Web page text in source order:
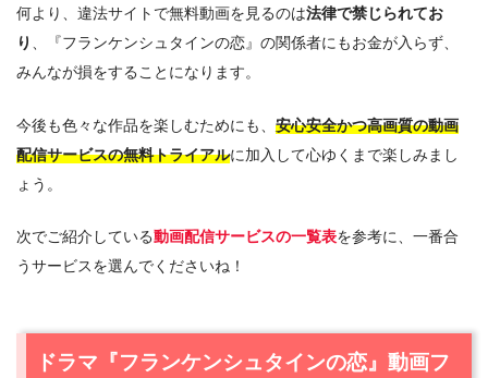
何より、違法サイトで無料動画を見るのは法律で禁じられてお
り 、『フランケンシュタインの恋』の関係者にもお金が入らず、
みんなが損をすることになります。
今後も色々な作品を楽しむためにも、 安心安全かつ高画質の動画
配信サービスの無料トライアルに加入して心ゆくまで楽しみまし
ょう。
次でご紹介している動画配信サービスの一覧表を参考に、一番合
うサービスを選んでくださいね！
ドラマ『フランケンシュタインの恋』動画フ